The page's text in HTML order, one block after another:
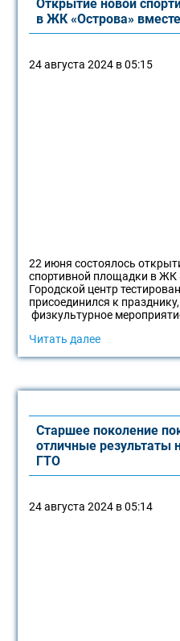
Открытие новой
в ЖК «Острова»
24 августа 2024 в 05:15
22 июня состоялось
спортивной площадки в ЖК
Городской центр
присоединился к
физкультурное
Читать далее
Старшее поколение
отличные результаты
ГТО
24 августа 2024 в 05:14